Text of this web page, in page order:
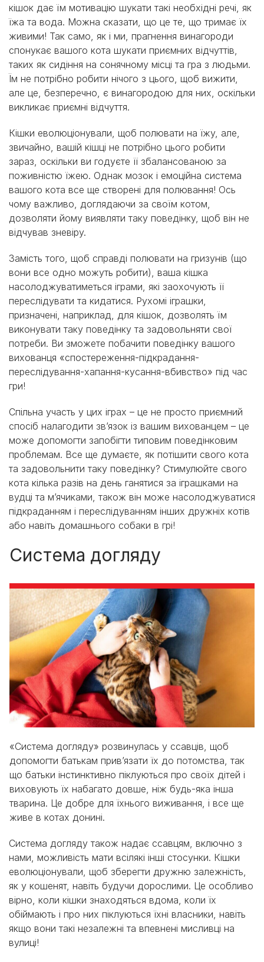
кішок дає їм мотивацію шукати такі необхідні речі, як
їжа та вода. Можна сказати, що це те, що тримає їх
живими! Так само, як і ми, прагнення винагороди
спонукає вашого кота шукати приємних відчуттів,
таких як сидіння на сонячному місці та гра з людьми.
Їм не потрібно робити нічого з цього, щоб вижити,
але це, безперечно, є винагородою для них, оскільки
викликає приємні відчуття.
Кішки еволюціонували, щоб полювати на їжу, але,
звичайно, вашій кішці не потрібно цього робити
зараз, оскільки ви годуєте її збалансованою за
поживністю їжею. Однак мозок і емоційна система
вашого кота все ще створені для полювання! Ось
чому важливо, доглядаючи за своїм котом,
дозволяти йому виявляти таку поведінку, щоб він не
відчував зневіру.
Замість того, щоб справді полювати на гризунів (що
вони все одно можуть робити), ваша кішка
насолоджуватиметься іграми, які заохочують її
переслідувати та кидатися. Рухомі іграшки,
призначені, наприклад, для кішок, дозволять їм
виконувати таку поведінку та задовольняти свої
потреби. Ви зможете побачити поведінку вашого
вихованця «спостереження-підкрадання-
переслідування-хапання-кусання-вбивство» під час
гри!
Спільна участь у цих іграх – це не просто приємний
спосіб налагодити зв’язок із вашим вихованцем – це
може допомогти запобігти типовим поведінковим
проблемам. Все ще думаєте, як потішити свого кота
та задовольнити таку поведінку? Стимулюйте свого
кота кілька разів на день ганятися за іграшками на
вудці та м’ячиками, також він може насолоджуватися
підкраданням і переслідуванням інших дружніх котів
або навіть домашнього собаки в грі!
Система догляду
«Система догляду» розвинулась у ссавців, щоб
допомогти батькам прив’язати їх до потомства, так
що батьки інстинктивно піклуються про своїх дітей і
виховують їх набагато довше, ніж будь-яка інша
тварина. Це добре для їхнього виживання, і все ще
живе в котах донині.
Система догляду також надає ссавцям, включно з
нами, можливість мати всілякі інші стосунки. Кішки
еволюціонували, щоб зберегти дружню залежність,
як у кошенят, навіть будучи дорослими. Це особливо
вірно, коли кішки знаходяться вдома, коли їх
обіймають і про них піклуються їхні власники, навіть
якщо вони такі незалежні та впевнені мисливці на
вулиці!